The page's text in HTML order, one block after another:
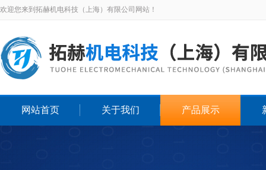
欢迎您来到拓赫机电科技（上海）有限公司网站！
网站首页 关于我们 产品展示